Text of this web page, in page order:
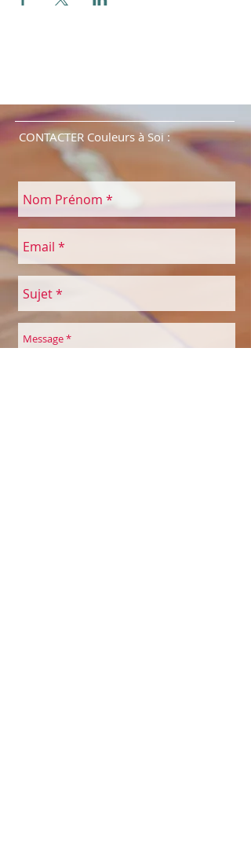
CONTACTER Couleurs à Soi :